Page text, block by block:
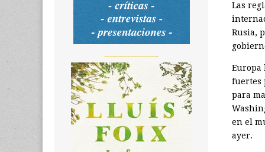
Las
Rusia,
Europa
fuertes
para
en el
ayer.